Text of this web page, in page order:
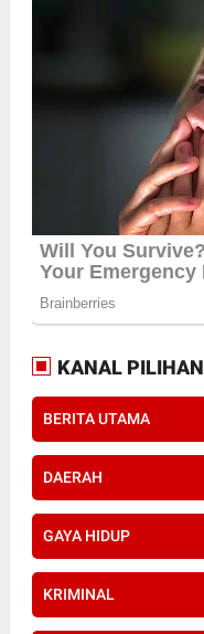
KANAL PILIHAN
BERITA UTAMA
DAERAH
GAYA HIDUP
KRIMINAL